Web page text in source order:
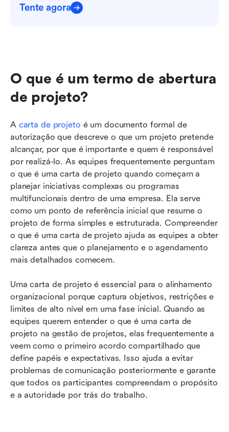
Tente agora
O que é um termo de abertura
de projeto?
A carta de projeto é um documento formal de
autorização que descreve o que um projeto pretende
alcançar, por que é importante e quem é responsável
por realizá-lo. As equipes frequentemente perguntam
o que é uma carta de projeto quando começam a
planejar iniciativas complexas ou programas
multifuncionais dentro de uma empresa. Ela serve
como um ponto de referência inicial que resume o
projeto de forma simples e estruturada. Compreender
o que é uma carta de projeto ajuda as equipes a obter
clareza antes que o planejamento e o agendamento
mais detalhados comecem.
Uma carta de projeto é essencial para o alinhamento
organizacional porque captura objetivos, restrições e
limites de alto nível em uma fase inicial. Quando as
equipes querem entender o que é uma carta de
projeto na gestão de projetos, elas frequentemente a
veem como o primeiro acordo compartilhado que
define papéis e expectativas. Isso ajuda a evitar
problemas de comunicação posteriormente e garante
que todos os participantes compreendam o propósito
e a autoridade por trás do trabalho.